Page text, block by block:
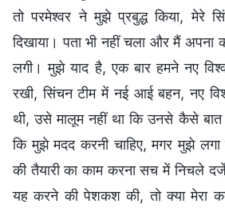
तो परमेश्वर ने मुझे प्रबुद्ध किया, मेरे
दिखाया। पता भी नहीं चला और मैं अपना
लगी। मुझे याद है, एक बार हमने नए
रखी, सिंचन टीम में नई आई बहन, नए
थी, उसे मालूम नहीं था कि उनसे कैसे
कि मुझे मदद करनी चाहिए, मगर मुझे
की तैयारी का काम करना सच में निचले
यह करने की पेशकश की, तो क्या मेरा कद